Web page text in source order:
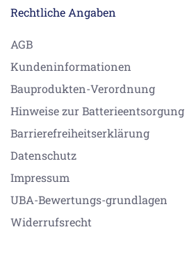
Rechtliche Angaben
AGB
Kundeninformationen
Bauprodukten-Verordnung
Hinweise zur Batterieentsorgung
Barrierefreiheitserklärung
Datenschutz
Impressum
UBA-Bewertungs-grundlagen
Widerrufsrecht